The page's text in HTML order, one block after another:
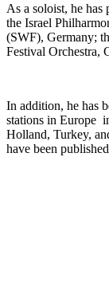
As a soloist, he
the Israel
(SWF), Germany;
Festival Orchestra,
In addition, he has
stations in Europe
Holland, Turkey,
have been